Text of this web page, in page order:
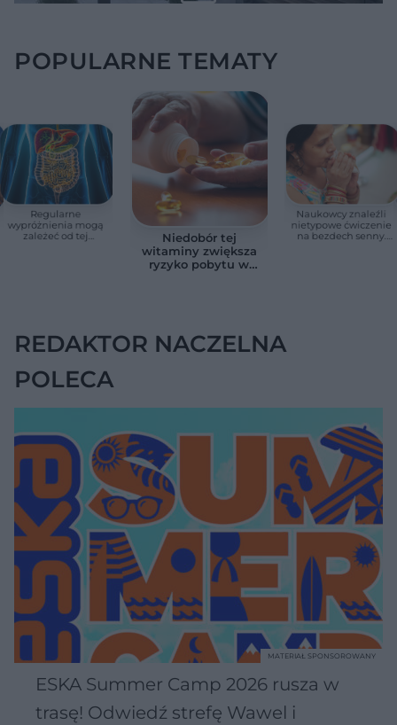
POPULARNE TEMATY
Regularne
wypróżnienia mogą
zależeć od tej
Niedobór tej
witaminy zwiększa
ryzyko pobytu w
Naukowcy znaleźli
nietypowe ćwiczenie
na bezdech senny.
REDAKTOR NACZELNA
POLECA
ESKA Summer Camp 2026 rusza w
trasę! Odwiedź strefę Wawel i
MATERIAŁ SPONSOROWANY